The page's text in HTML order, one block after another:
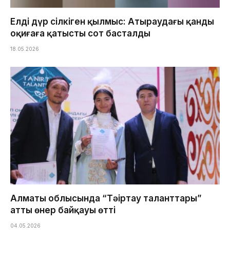
Елді дүр сілкіген қылмыс: Атыраудағы қанды
оқиғаға қатысты сот басталды
18.05.2026
Алматы облысында “Тәңіртау таланттары”
атты өнер байқауы өтті
04.05.2026